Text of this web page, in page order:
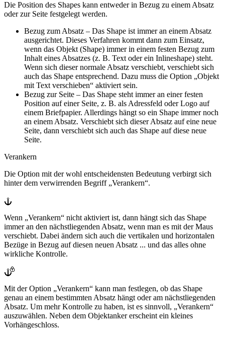
Die Position des Shapes kann entweder in Bezug zu einem Absatz
oder zur Seite festgelegt werden.
Bezug zum Absatz – Das Shape ist immer an einem Absatz
ausgerichtet. Dieses Verfahren kommt dann zum Einsatz,
wenn das Objekt (Shape) immer in einem festen Bezug zum
Inhalt eines Absatzes (z. B. Text oder ein Inlineshape) steht.
Wenn sich dieser normale Absatz verschiebt, verschiebt sich
auch das Shape entsprechend. Dazu muss die Option „Objekt
mit Text verschieben“ aktiviert sein.
Bezug zur Seite – Das Shape steht immer an einer festen
Position auf einer Seite, z. B. als Adressfeld oder Logo auf
einem Briefpapier. Allerdings hängt so ein Shape immer noch
an einem Absatz. Verschiebt sich dieser Absatz auf eine neue
Seite, dann verschiebt sich auch das Shape auf diese neue
Seite.
Verankern
Die Option mit der wohl entscheidensten Bedeutung verbirgt sich
hinter dem verwirrenden Begriff „Verankern“.
Wenn „Verankern“ nicht aktiviert ist, dann hängt sich das Shape
immer an den nächstliegenden Absatz, wenn man es mit der Maus
verschiebt. Dabei ändern sich auch die vertikalen und horizontalen
Bezüge in Bezug auf diesen neuen Absatz ... und das alles ohne
wirkliche Kontrolle.
Mit der Option „Verankern“ kann man festlegen, ob das Shape
genau an einem bestimmten Absatz hängt oder am nächstliegenden
Absatz. Um mehr Kontrolle zu haben, ist es sinnvoll, „Verankern“
auszuwählen. Neben dem Objektanker erscheint ein kleines
Vorhängeschloss.